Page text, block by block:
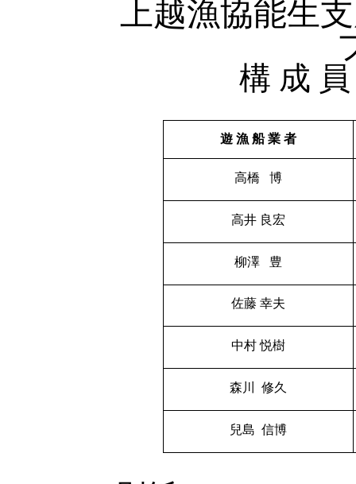
上越漁協能生
構 成
遊 漁 船 業 者
高橋 博
高井 良宏
柳澤 豊
佐藤 幸夫
中村 悦樹
森川 修久
兒島 信博